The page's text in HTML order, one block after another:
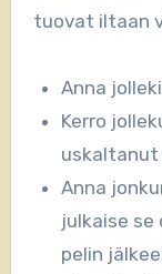
tuovat iltaan
Anna
Kerro
uskaltanut
Anna
julkaise se
pelin